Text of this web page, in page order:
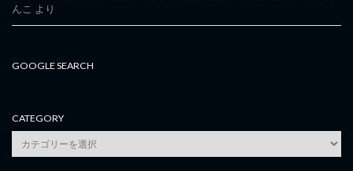
んこ より
GOOGLE SEARCH
CATEGORY
category